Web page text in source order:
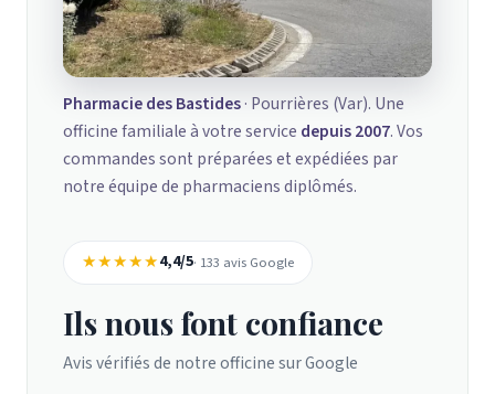
Pharmacie des Bastides· Pourrières (Var). Une
officine familiale à votre service depuis 2007. Vos
commandes sont préparées et expédiées par
notre équipe de pharmaciens diplômés.
★★★★★4,4/5· 133 avis Google
Ils nous font confiance
Avis vérifiés de notre officine sur Google